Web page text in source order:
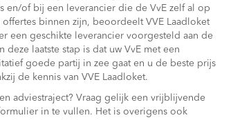
en/of bij een leverancier die de VvE zelf al op
binnen zijn, beoordeelt VVE Laadloket
een geschikte leverancier voorgesteld aan de
deze laatste stap is dat uw VvE met een
goede partij in zee gaat en u de beste prijs
de kennis van VVE Laadloket.
adviestraject? Vraag gelijk een vrijblijvende
in te vullen. Het is overigens ook